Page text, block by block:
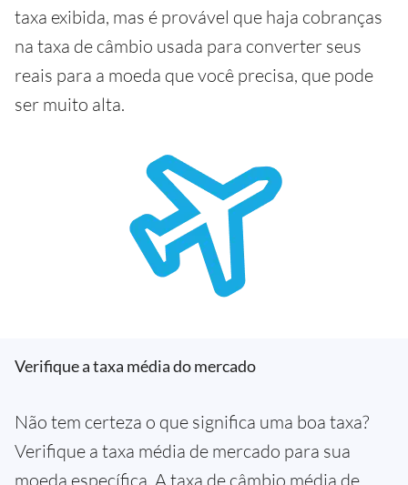
taxa exibida, mas é provável que haja cobranças
na taxa de câmbio usada para converter seus
reais para a moeda que você precisa, que pode
ser muito alta.
Verifique a taxa média do mercado
Não tem certeza o que significa uma boa taxa?
Verifique a taxa média de mercado para sua
moeda específica. A taxa de câmbio média de